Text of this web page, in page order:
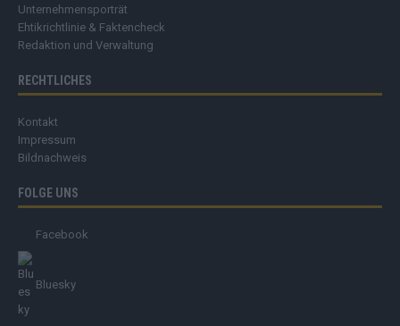
Unternehmensporträt
Ehtikrichtlinie & Faktencheck
Redaktion und Verwaltung
RECHTLICHES
Kontakt
Impressum
Bildnachweis
FOLGE UNS
Facebook
Bluesky